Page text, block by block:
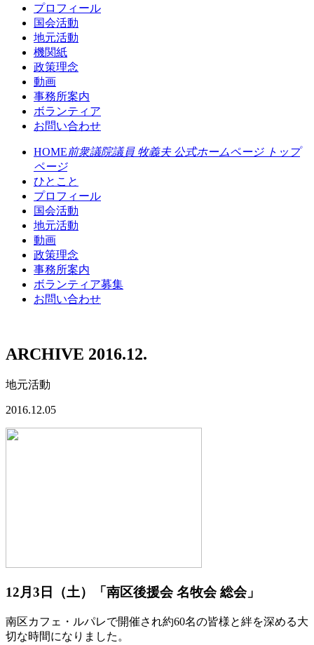
プロフィール
国会活動
地元活動
機関紙
政策理念
動画
事務所案内
ボランティア
お問い合わせ
HOME前衆議院議員 牧義夫 公式ホームページ トップ
ページ
ひとこと
プロフィール
国会活動
地元活動
動画
政策理念
事務所案内
ボランティア募集
お問い合わせ
ARCHIVE 2016.12.
地元活動
2016.12.05
12月3日（土）「南区後援会 名牧会 総会」
南区カフェ・ルパレで開催され約60名の皆様と絆を深める大
切な時間になりました。